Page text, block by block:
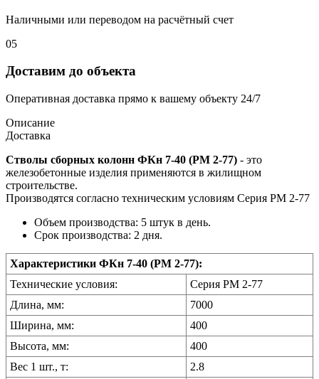
Наличными или переводом на расчётный счет
05
Доставим до объекта
Оперативная доставка прямо к вашему объекту 24/7
Описание
Доставка
Стволы сборных колонн ФКн 7-40 (РМ 2-77) - это
железобетонные изделия применяются в жилищном
строительстве.
Производятся согласно техническим условиям Серия РМ 2-77
Объем производства: 5 штук в день.
Срок производства: 2 дня.
Характеристики ФКн 7-40 (РМ 2-77):
Технические условия:
Серия РМ 2-77
Длина, мм:
7000
Ширина, мм:
400
Высота, мм:
400
Вес 1 шт., т:
2.8